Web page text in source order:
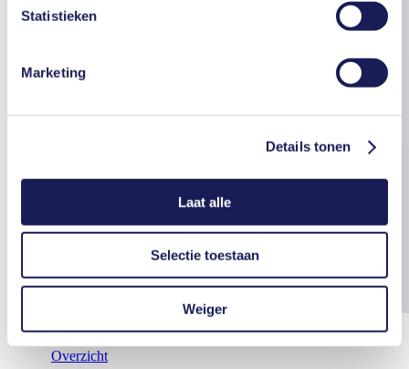
ervan, de wettelijke basis en de opslagperiode is te
Statistieken
Marketing
Details tonen
Laat alle
Selectie toestaan
Weiger
Overzicht